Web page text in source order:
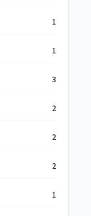
1
1
3
2
2
2
1